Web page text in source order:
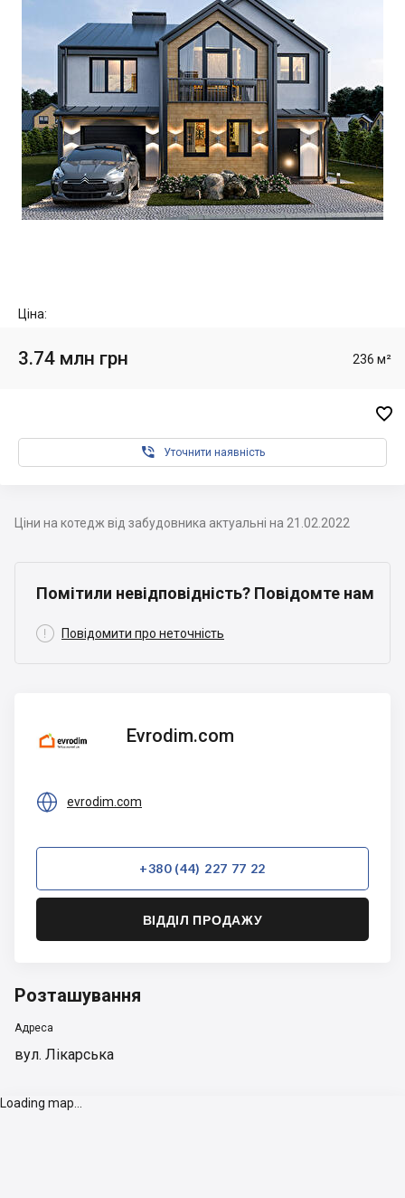
Ціна:
3.74 млн грн 236 м²

 Уточнити наявність
Ціни на котедж від забудовника актуальні на 21.02.2022
Помітили невідповідність? Повідомте нам
 Повідомити про неточність
Evrodim.com
 evrodim.com
+380 (44) 227 77 22
ВІДДІЛ ПРОДАЖУ
Розташування
Адреса
вул. Лікарська
Loading map...